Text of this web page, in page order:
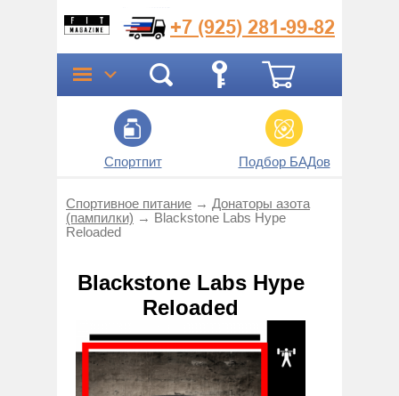
+7 (925) 281-99-82
Спортпит Подбор БАДов
Спортивное питание → Донаторы азота
(пампилки) → Blackstone Labs Hype
Reloaded
Blackstone Labs Hype
Reloaded